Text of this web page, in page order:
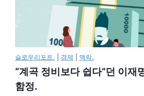
슬로우리포트. 경제 맥락.
“계곡 정비보다 쉽다”던 이재
함정.